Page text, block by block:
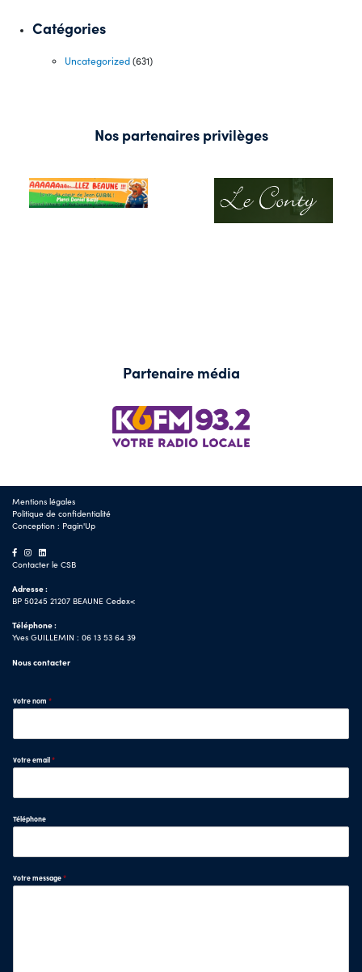
Catégories
Uncategorized(631)
Nos partenaires privilèges
Partenaire média
Mentions légales
Politique de confidentialité
Conception : Pagin'Up
Contacter le CSB
Adresse :
BP 50245 21207 BEAUNE Cedex<
Téléphone :
Yves GUILLEMIN : 06 13 53 64 39
Nous contacter
Votre nom *
Votre email*
Téléphone
Votre message*